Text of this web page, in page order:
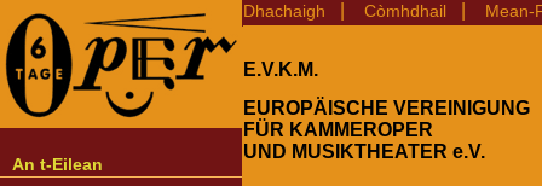
An t-Eilean
Dhachaigh Còmhdhail Mean-
E.V.K.M.
EUROPÄISCHE VEREINIGUNG
FÜR KAMMEROPER
UND MUSIKTHEATER e.V.